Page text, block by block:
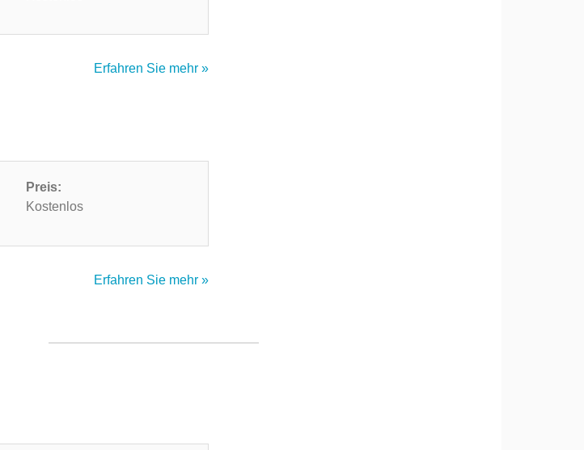
Erfahren Sie mehr »
Preis:
Kostenlos
Erfahren Sie mehr »